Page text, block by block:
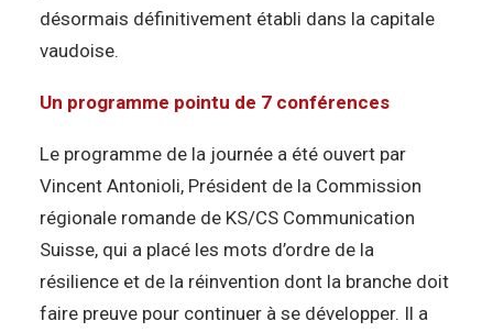
désormais définitivement établi dans la capitale
vaudoise.
Un programme pointu de 7 conférences
Le programme de la journée a été ouvert par
Vincent Antonioli, Président de la Commission
régionale romande de KS/CS Communication
Suisse, qui a placé les mots d’ordre de la
résilience et de la réinvention dont la branche doit
faire preuve pour continuer à se développer. Il a